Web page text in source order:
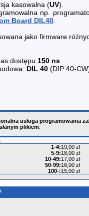
kasowalna (UV).
np.
Board DIL40
jako firmware
dostępu 150 ns
DIL 40 (DIP 40-
usługa programowania
plikiem:
1-4:19,00 zł
5-9:18,00 zł
10-49:17,00 zł
50-99:16,00 zł
100-:15,00 zł